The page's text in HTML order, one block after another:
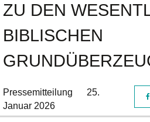
ZU DEN
BIBLISCHEN
Pressemitteilung
25.
Januar 2026